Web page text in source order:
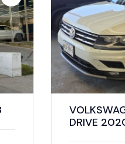
Land
Velar 2.0l